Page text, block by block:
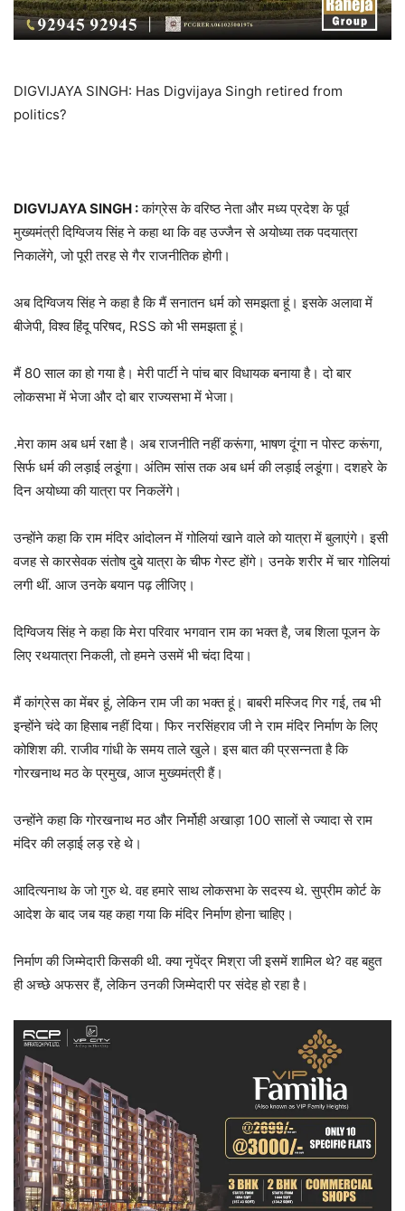
DIGVIJAYA SINGH: Has Digvijaya Singh retired from
politics?
DIGVIJAYA SINGH :कांग्रेस के वरिष्ठ नेता और मध्य प्रदेश के पूर्व
मुख्यमंत्री दिग्विजय सिंह ने कहा था कि वह उज्जैन से अयोध्या तक पदयात्रा
निकालेंगे, जो पूरी तरह से गैर राजनीतिक होगी।
अब दिग्विजय सिंह ने कहा है कि मैं सनातन धर्म को समझता हूं। इसके अलावा में
बीजेपी, विश्व हिंदू परिषद, RSS को भी समझता हूं।
मैं 80 साल का हो गया है। मेरी पार्टी ने पांच बार विधायक बनाया है। दो बार
लोकसभा में भेजा और दो बार राज्यसभा में भेजा।
.मेरा काम अब धर्म रक्षा है। अब राजनीति नहीं करूंगा, भाषण दूंगा न पोस्ट करूंगा,
सिर्फ धर्म की लड़ाई लडूंगा। अंतिम सांस तक अब धर्म की लड़ाई लडूंगा। दशहरे के
दिन अयोध्या की यात्रा पर निकलेंगे।
उन्होंने कहा कि राम मंदिर आंदोलन में गोलियां खाने वाले को यात्रा में बुलाएंगे। इसी
वजह से कारसेवक संतोष दुबे यात्रा के चीफ गेस्ट होंगे। उनके शरीर में चार गोलियां
लगी थीं. आज उनके बयान पढ़ लीजिए।
दिग्विजय सिंह ने कहा कि मेरा परिवार भगवान राम का भक्त है, जब शिला पूजन के
लिए रथयात्रा निकली, तो हमने उसमें भी चंदा दिया।
मैं कांग्रेस का मेंबर हूं, लेकिन राम जी का भक्त हूं। बाबरी मस्जिद गिर गई, तब भी
इन्होंने चंदे का हिसाब नहीं दिया। फिर नरसिंहराव जी ने राम मंदिर निर्माण के लिए
कोशिश की. राजीव गांधी के समय ताले खुले। इस बात की प्रसन्नता है कि
गोरखनाथ मठ के प्रमुख, आज मुख्यमंत्री हैं।
उन्होंने कहा कि गोरखनाथ मठ और निर्मोही अखाड़ा 100 सालों से ज्यादा से राम
मंदिर की लड़ाई लड़ रहे थे।
आदित्यनाथ के जो गुरु थे. वह हमारे साथ लोकसभा के सदस्य थे. सुप्रीम कोर्ट के
आदेश के बाद जब यह कहा गया कि मंदिर निर्माण होना चाहिए।
निर्माण की जिम्मेदारी किसकी थी. क्या नृपेंद्र मिश्रा जी इसमें शामिल थे? वह बहुत
ही अच्छे अफसर हैं, लेकिन उनकी जिम्मेदारी पर संदेह हो रहा है।